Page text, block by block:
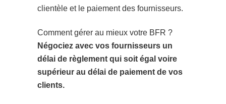
clientèle et le paiement des fournisseurs.
Comment gérer au mieux votre BFR ?
Négociez avec vos fournisseurs un
délai de règlement qui soit égal voire
supérieur au délai de paiement de vos
clients.